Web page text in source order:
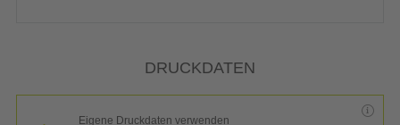
DRUCKDATEN
Eigene Druckdaten verwenden